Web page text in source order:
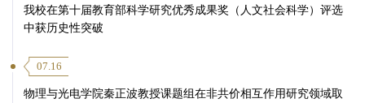
我校在第十届教育部科学研究优秀成果奖（人文社会科学）评选
中获历史性突破
07.16
物理与光电学院秦正波教授课题组在非共价相互作用研究领域取